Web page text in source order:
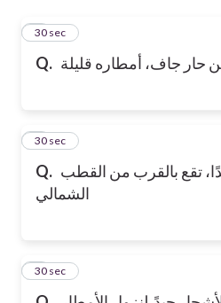
Q. حار جاف، أمطاره قليلة
1
30 sec
Q. تقع بالقرب من القطب
الشمالي
2
30 sec
3
30 sec